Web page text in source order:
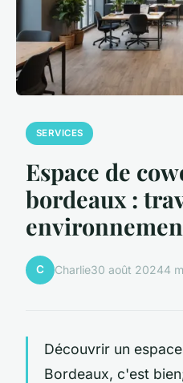
SERVICES
Espace de
bordeaux :
C Charlie30 août 20244
Découvrir un
Bordeaux, c'est